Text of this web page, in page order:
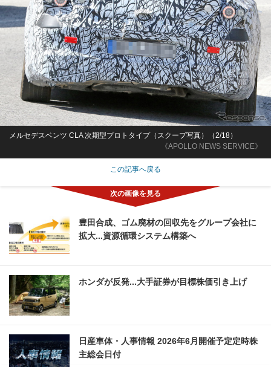
《APOLLO NEWS SERVICE》
メルセデスベンツ CLA 次期型プロトタイプ（スクープ写真）（2/18）
この記事へ戻る
豊田合成、ゴム廃材の回収先をグループ会社に
拡大...資源循環システム構築へ
ホンダが反発...大手証券が目標株価引き上げ
日産車体・人事情報 2026年6月開催予定定時株
主総会日付